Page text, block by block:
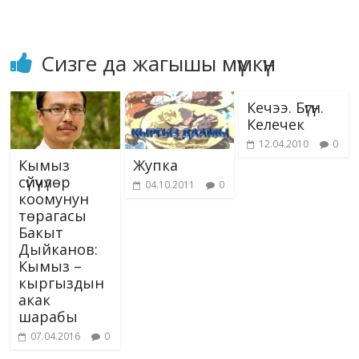
Сизге да жагышы мүмкүн
Кымыз
сүйүүчүлөр
коомунун
төрагасы
Бакыт
Дыйканов:
Кымыз –
кыргыздын
акак
шарабы
07.04.2016 0
Жупка
04.10.2011 0
Кечээ. Бүгүн.
Келечек
12.04.2010 0